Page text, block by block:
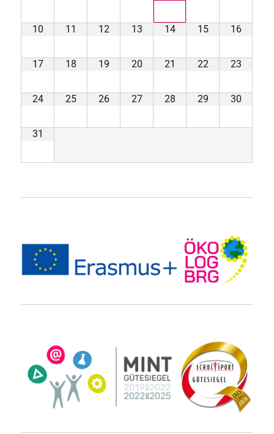
10 11 12 13 14 15 16
17 18 19 20 21 22 23
24 25 26 27 28 29 30
31